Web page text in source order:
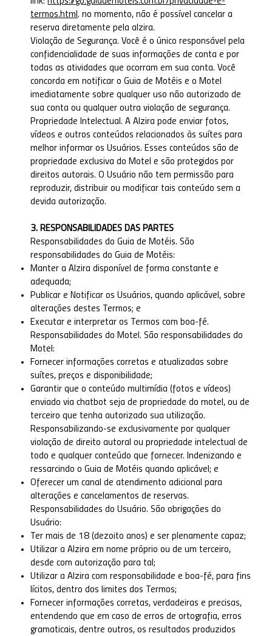
termos.html. no momento, não é possível cancelar a
reserva diretamente pela alzira.
Violação de Segurança. Você é o único responsável pela
confidencialidade de suas informações de conta e por
todas as atividades que ocorram em sua conta. Você
concorda em notificar o Guia de Motéis e o Motel
imediatamente sobre qualquer uso não autorizado de
sua conta ou qualquer outra violação de segurança.
Propriedade Intelectual. A Alzira pode enviar fotos,
vídeos e outros conteúdos relacionados às suítes para
melhor informar os Usuários. Esses conteúdos são de
propriedade exclusiva do Motel e são protegidos por
direitos autorais. O Usuário não tem permissão para
reproduzir, distribuir ou modificar tais conteúdo sem a
devida autorização.
3. RESPONSABILIDADES DAS PARTES
Responsabilidades do Guia de Motéis. São
responsabilidades do Guia de Motéis:
Manter a Alzira disponível de forma constante e
adequada;
Publicar e Notificar os Usuários, quando aplicável, sobre
alterações destes Termos; e
Executar e interpretar os Termos com boa-fé.
Responsabilidades do Motel. São responsabilidades do
Motel:
Fornecer informações corretas e atualizadas sobre
suítes, preços e disponibilidade;
Garantir que o conteúdo multimídia (fotos e vídeos)
enviado via chatbot seja de propriedade do motel, ou de
terceiro que tenha autorizado sua utilização.
Responsabilizando-se exclusivamente por qualquer
violação de direito autoral ou propriedade intelectual de
todo e qualquer conteúdo que fornecer. Indenizando e
ressarcindo o Guia de Motéis quando aplicável; e
Oferecer um canal de atendimento adicional para
alterações e cancelamentos de reservas.
Responsabilidades do Usuário. São obrigações do
Usuário:
Ter mais de 18 (dezoito anos) e ser plenamente capaz;
Utilizar a Alzira em nome próprio ou de um terceiro,
desde com autorização para tal;
Utilizar a Alzira com responsabilidade e boa-fé, para fins
lícitos, dentro dos limites dos Termos;
Fornecer informações corretas, verdadeiras e precisas,
entendendo que em caso de erros de ortografia, erros
gramaticais, dentre outros, os resultados produzidos